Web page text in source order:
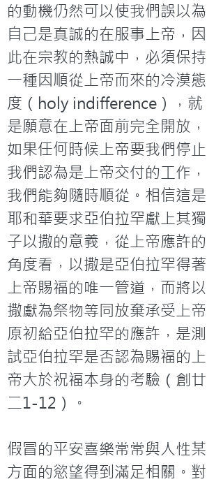
的動機仍然可以使我們誤以為
自己是真誠的在服事上帝，因
此在宗教的熱誠中，必須保持
一種因順從上帝而來的冷漠態
度（holy indifference），就
是願意在上帝面前完全開放，
如果任何時候上帝要我們停止
我們認為是上帝交付的工作，
我們能夠隨時順從。相信這是
耶和華要求亞伯拉罕獻上其獨
子以撒的意義，從上帝應許的
角度看，以撒是亞伯拉罕得著
上帝賜福的唯一管道，而將以
撒獻為祭物等同放棄承受上帝
原初給亞伯拉罕的應許，是測
試亞伯拉罕是否認為賜福的上
帝大於祝福本身的考驗（創廿
二1-12）。
假冒的平安喜樂常常與人性某
方面的慾望得到滿足相關。對